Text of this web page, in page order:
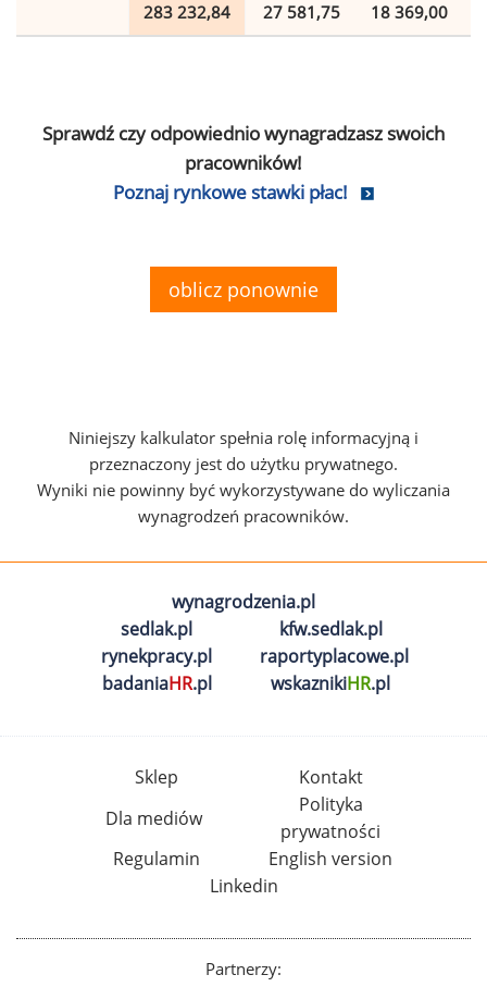
283 232,84 27 581,75 18 369,00
Sprawdź czy odpowiednio wynagradzasz swoich
pracowników!
Poznaj rynkowe stawki płac!
oblicz ponownie
Niniejszy kalkulator spełnia rolę informacyjną i
przeznaczony jest do użytku prywatnego.
Wyniki nie powinny być wykorzystywane do wyliczania
wynagrodzeń pracowników.
wynagrodzenia.pl
sedlak.pl
kfw.sedlak.pl
rynekpracy.pl
raportyplacowe.pl
badaniaHR.pl wskaznikiHR.pl
Sklep
Kontakt
Dla mediów
Polityka
prywatności
Regulamin
English version
Linkedin
Partnerzy: